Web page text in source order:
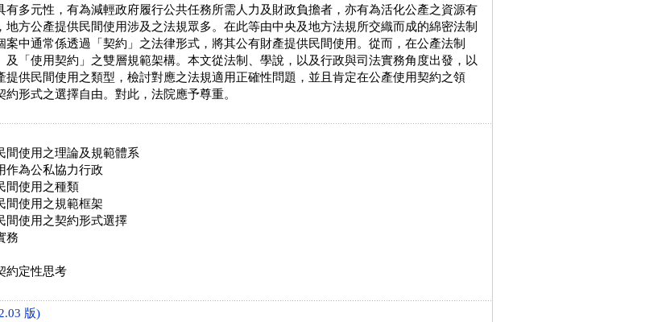
有多元性，有為減輕政府履行公共任務所需人力及財政負擔者，亦有為活化公產之資源有
地方公產提供民間使用涉及之法規眾多。在此等由中央及地方法規所交織而成的綿密法制
案中通常係透過「契約」之法律形式，將其公有財產提供民間使用。從而，在公產法制
及「使用契約」之雙層規範架構。本文從法制、學說，以及行政與司法實務角度出發，以
提供民間使用之類型，檢討對應之法規適用正確性問題，並且肯定在公產使用契約之領
形式之選擇自由。對此，法院應予尊重。
間使用之理論及規範體系
作為公私協力行政
間使用之種類
間使用之規範框架
間使用之契約形式選擇
務
約定性思考
版)